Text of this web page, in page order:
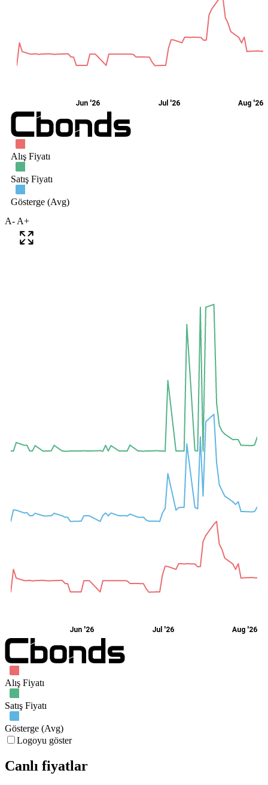
A-A+
Jun '26 Jul '26 Aug '26
Alış Fiyatı
Satış Fiyatı
Gösterge (Avg)
Logoyu göster
Canlı fiyatlar